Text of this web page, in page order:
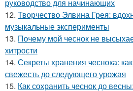
руководство для начинающих
12. Творчество Элвина Грея:
музыкальные эксперименты
13. Почему мой чеснок не
хитрости
14. Секреты хранения чеснока:
свежесть до следующего урожая
15. Как сохранить чеснок до